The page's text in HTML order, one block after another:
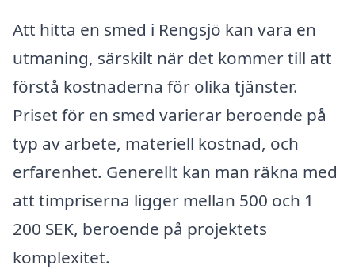
Att hitta en smed i Rengsjö kan vara en
utmaning, särskilt när det kommer till att
förstå kostnaderna för olika tjänster.
Priset för en smed varierar beroende på
typ av arbete, materiell kostnad, och
erfarenhet. Generellt kan man räkna med
att timpriserna ligger mellan 500 och 1
200 SEK, beroende på projektets
komplexitet.